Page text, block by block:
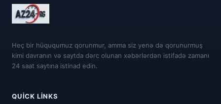
Heç bir hüququmuz qorunmur, amma siz yenə də qorunurmuş
kimi davranın və saytda dərc olunan xəbərlərdən istifadə zamanı
24 saat saytına istinad edin.
QUICK LINKS